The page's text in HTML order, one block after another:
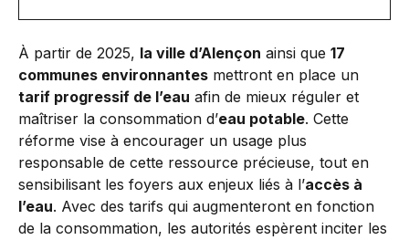
À partir de 2025, la ville d’Alençon ainsi que 17
communes environnantes mettront en place un
tarif progressif de l’eau afin de mieux réguler et
maîtriser la consommation d’eau potable. Cette
réforme vise à encourager un usage plus
responsable de cette ressource précieuse, tout en
sensibilisant les foyers aux enjeux liés à l’accès à
l’eau. Avec des tarifs qui augmenteront en fonction
de la consommation, les autorités espèrent inciter les